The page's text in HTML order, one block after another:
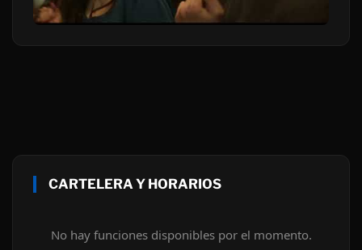
CARTELERA Y HORARIOS
No hay funciones disponibles por el momento.